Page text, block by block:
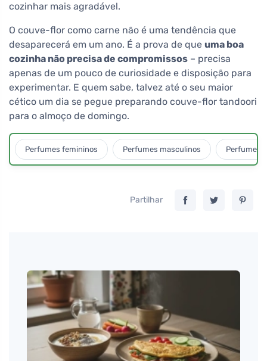
cozinhar mais agradável.
O couve-flor como carne não é uma tendência que
desaparecerá em um ano. É a prova de que uma boa
cozinha não precisa de compromissos – precisa
apenas de um pouco de curiosidade e disposição para
experimentar. E quem sabe, talvez até o seu maior
cético um dia se pegue preparando couve-flor tandoori
para o almoço de domingo.
Perfumes femininos Perfumes masculinos Perfumes
Partilhar